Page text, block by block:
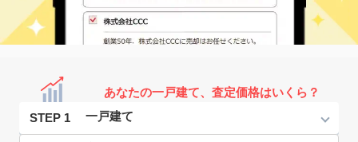
あなたの一戸建て、査定価格はいくら？
STEP 1